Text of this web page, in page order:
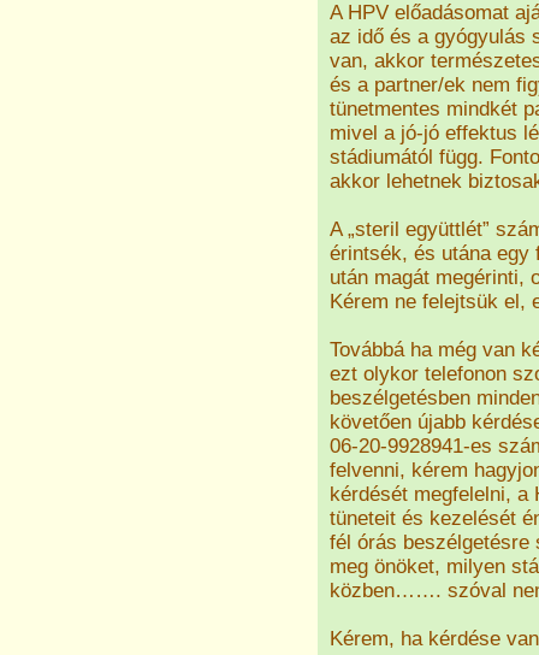
A HPV előadásomat
az idő és a gyógyulás
van, akkor
és a partner/ek nem
tünetmentes mindkét
mivel a jó-jó effektus
stádiumától függ.
akkor lehetnek
A „steril együttlét”
érintsék, és utána
után magát megérinti,
Kérem ne felejtsük el,
Továbbá ha még van
ezt olykor telefonon
beszélgetésben
követően újabb
06-20-9928941-es
felvenni, kérem
kérdését megfelelni, a
tüneteit és kezelését
fél órás beszélgetésre
meg önöket, milyen
közben……. szóval
Kérem, ha kérdése